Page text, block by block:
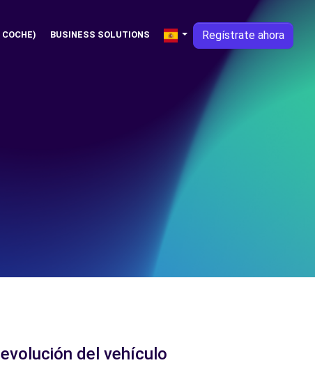
BUSINESS SOLUTIONS Regístrate ahora
del vehículo